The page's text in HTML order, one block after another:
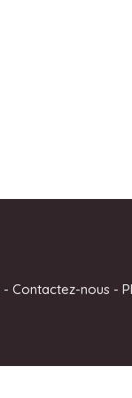
- Contactez-nous-